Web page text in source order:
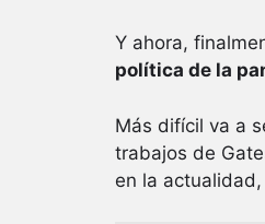
Y ahora,
política de la
Más difícil va a
trabajos de
en la